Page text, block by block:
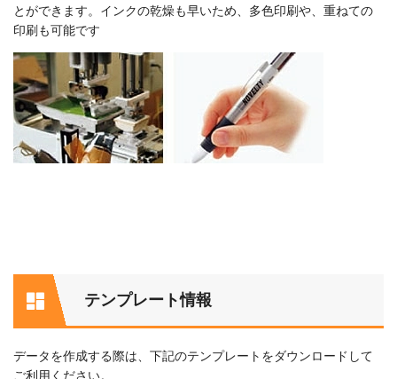
とができます。インクの乾燥も早いため、多色印刷や、重ねての
印刷も可能です
テンプレート情報
データを作成する際は、下記のテンプレートをダウンロードして
ご利用ください。